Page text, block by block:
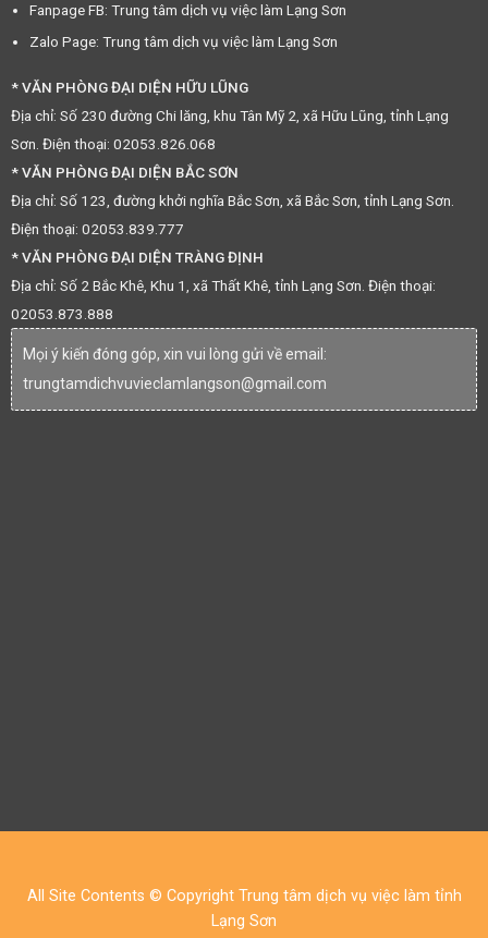
Fanpage FB: Trung tâm dịch vụ việc làm Lạng Sơn
Zalo Page: Trung tâm dịch vụ việc làm Lạng Sơn
* VĂN PHÒNG ĐẠI DIỆN HỮU LŨNG
Địa chỉ: Số 230 đường Chi lăng, khu Tân Mỹ 2, xã Hữu Lũng, tỉnh Lạng
Sơn. Điện thoại: 02053.826.068
* VĂN PHÒNG ĐẠI DIỆN BẮC SƠN
Địa chỉ: Số 123, đường khởi nghĩa Bắc Sơn, xã Bắc Sơn, tỉnh Lạng Sơn.
Điện thoại: 02053.839.777
* VĂN PHÒNG ĐẠI DIỆN TRÀNG ĐỊNH
Địa chỉ: Số 2 Bắc Khê, Khu 1, xã Thất Khê, tỉnh Lạng Sơn. Điện thoại:
02053.873.888
Mọi ý kiến đóng góp, xin vui lòng gửi về email:
trungtamdichvuvieclamlangson@gmail.com
All Site Contents © Copyright Trung tâm dịch vụ việc làm tỉnh
Lạng Sơn